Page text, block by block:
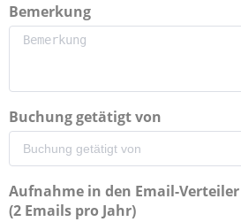
Bemerkung
Buchung getätigt von
Aufnahme in den Email-
(2 Emails pro Jahr)